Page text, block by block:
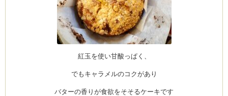
by CEDO)
紅玉を使い甘酸っぱく、
でもキャラメルのコクがあり
バターの香りが食欲をそそるケーキです